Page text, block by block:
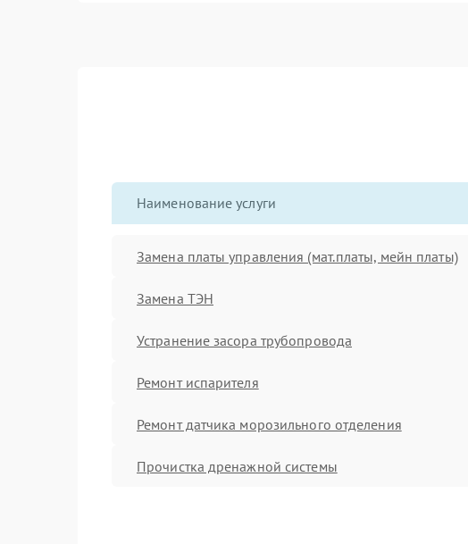
Наименование услуги
Замена платы управления (мат.платы, мейн платы)
Замена ТЭН
Устранение засора трубопровода
Ремонт испарителя
Ремонт датчика морозильного отделения
Прочистка дренажной системы